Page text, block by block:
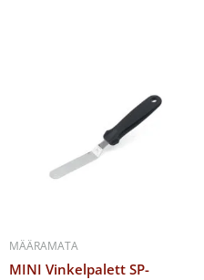
MÄÄRAMATA
MINI Vinkelpalett SP-